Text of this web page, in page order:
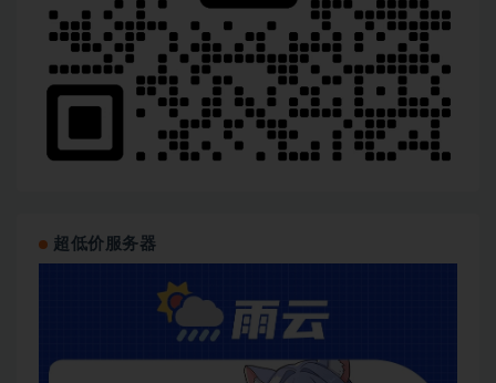
超低价服务器